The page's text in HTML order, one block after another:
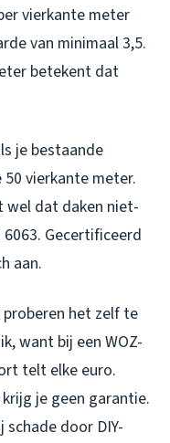
vierkante meter
van minimaal 3,5.
betekent dat
je bestaande
vierkante meter.
wel dat daken niet-
Gecertificeerd
aan.
proberen het zelf te
want bij een WOZ-
telt elke euro.
je geen garantie.
door DIY-